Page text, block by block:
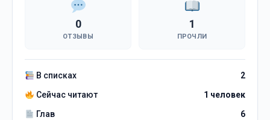
0
ОТЗЫВЫ
1
ПРОЧЛИ
В списках
2
Сейчас читают
1 человек
Глав
6